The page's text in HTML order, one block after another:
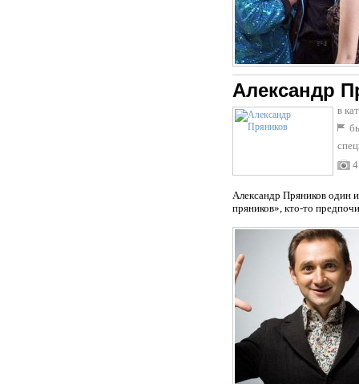
Александр
в
4
Александр Пряников один
пряников», кто-то